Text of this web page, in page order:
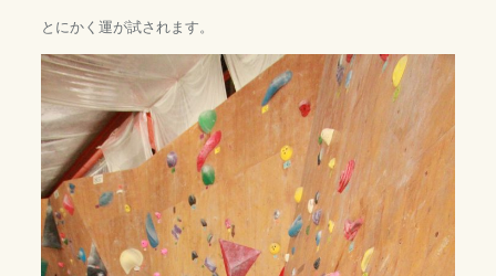
とにかく運が試されます。